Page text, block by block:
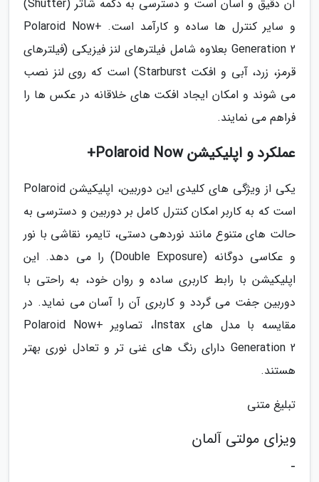
آن دقیق و آسان است و دسترسی به دکمه شاتر (Shutter)
و سایر کنترل ها ساده و کارآمد است. Polaroid Now+
Generation 2 بعلاوه شامل فیلترهای لنز فیزیکی (فیلترهای
قرمز، زرد، آبی و افکت Starburst) است که روی لنز نصب
می شوند و امکان ایجاد افکت های خلاقانه در عکس ها را
فراهم می نمایند.
عملکرد و اپلیکیشن Polaroid Now+
یکی از ویژگی های کلیدی این دوربین، اپلیکیشن Polaroid
است که به کاربر امکان کنترل کامل بر دوربین و دسترسی به
حالت های متنوع مانند نوردهی دستی، تایمر، نقاشی با نور
و عکاسی دوگانه (Double Exposure) را می دهد. این
اپلیکیشن با رابط کاربری ساده و روان خود، به راحتی با
دوربین جفت می گردد و کاربری آن را آسان می نماید. در
مقایسه با مدل های Instax، تصاویر Polaroid Now+
Generation 2 دارای رنگ های غنی تر و تعادل نوری بهتر
هستند.
تبلیغ متنی
ویزای مولتی آلمان
-